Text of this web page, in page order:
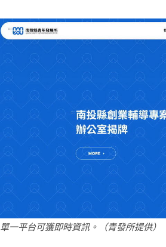
單一平台可獲即時資訊。（青發所提供）